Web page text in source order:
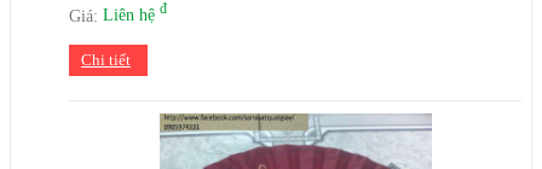
Giá: Liên hệ đ
Chi tiết